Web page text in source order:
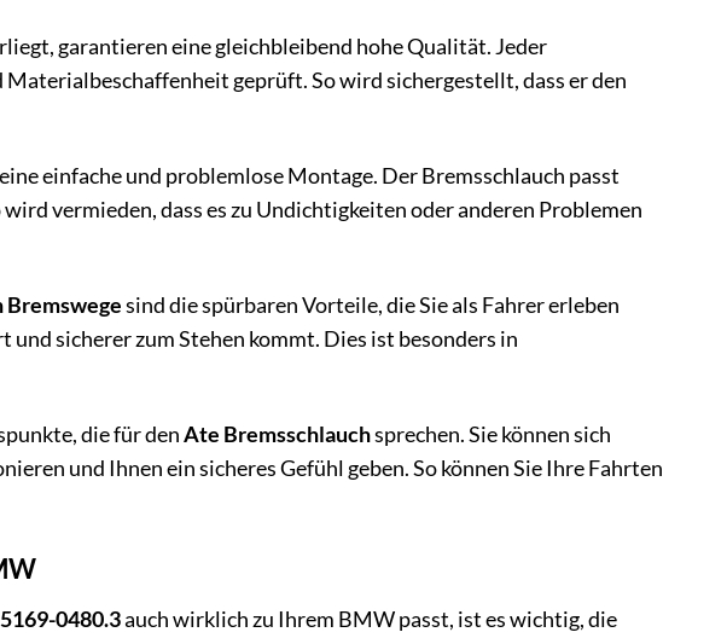
garantieren eine gleichbleibend hohe Qualität. Jeder
geprüft. So wird sichergestellt, dass er den
einfache und problemlose Montage. Der Bremsschlauch passt
vermieden, dass es zu Undichtigkeiten oder anderen Problemen
Bremswegesind die spürbaren Vorteile, die Sie als Fahrer erleben
sicherer zum Stehen kommt. Dies ist besonders in
die für denAte Bremsschlauchsprechen. Sie können sich
und Ihnen ein sicheres Gefühl geben. So können Sie Ihre Fahrten
0480.3auch wirklich zu Ihrem BMW passt, ist es wichtig, die